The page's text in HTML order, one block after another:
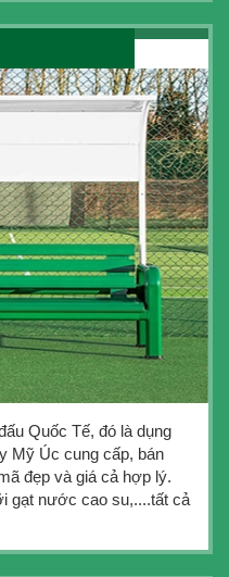
Quốc Tế, đó là dụng
Mỹ Úc cung cấp, bán
đẹp và giá cả hợp lý.
gạt nước cao su,....tất cả